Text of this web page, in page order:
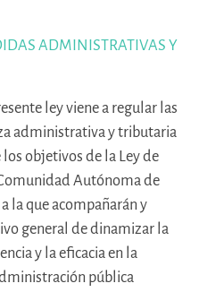
ADMINISTRATIVAS Y
ley viene a regular las
administrativa y tributaria
objetivos de la Ley de
Autónoma de
la que acompañarán y
general de dinamizar la
y la eficacia en la
pública